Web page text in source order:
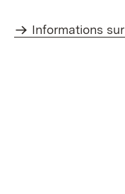
Informations sur